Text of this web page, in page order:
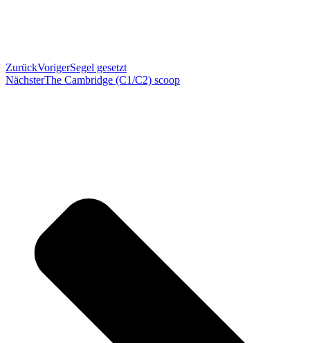
ZurückVorigerSegel gesetzt
NächsterThe Cambridge (C1/C2) scoop